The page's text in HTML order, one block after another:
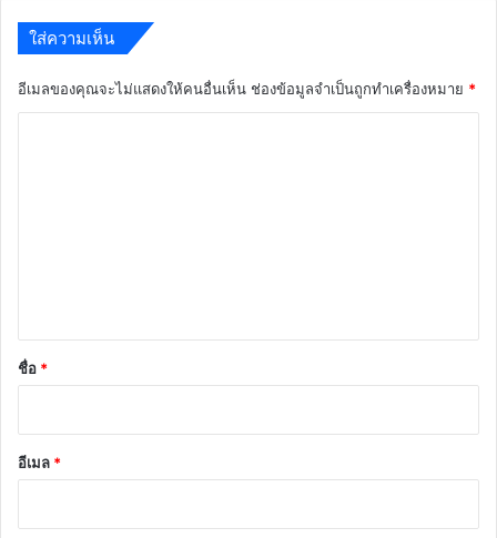
ใส่ความเห็น
อีเมลของคุณจะไม่แสดงให้คนอื่นเห็น ช่องข้อมูลจำเป็นถูกทำเครื่องหมาย *
*
ชื่อ *
อีเมล *